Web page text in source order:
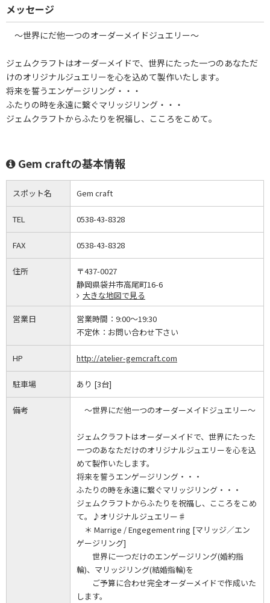
メッセージ
～世界にだ他一つのオーダーメイドジュエリー～
ジェムクラフトはオーダーメイドで、世界にたった一つのあなただ
けのオリジナルジュエリーを心を込めて製作いたします。
将来を誓うエンゲージリング・・・
ふたりの時を永遠に繋ぐマリッジリング・・・
ジェムクラフトからふたりを祝福し、こころをこめて。
Gem craftの基本情報
スポット名 Gem craft
TEL 0538-43-8328
FAX 0538-43-8328
住所
〒437-0027
静岡県袋井市高尾町16-6
大きな地図で見る
営業日 営業時間： 9:00～19:30
不定休： お問い合わせ下さい
HP http://atelier-gemcraft.com
駐車場 あり [3台]
備考 ～世界にだ他一つのオーダーメイドジュエリー～
ジェムクラフトはオーダーメイドで、世界にたった
一つのあなただけのオリジナルジュエリーを心を込
めて製作いたします。
将来を誓うエンゲージリング・・・
ふたりの時を永遠に繋ぐマリッジリング・・・
ジェムクラフトからふたりを祝福し、こころをこめ
て。♪オリジナルジュエリー♯
＊ Marrige / Engegement ring [マリッジ／エン
ゲージリング]
世界に一つだけのエンゲージリング(婚約指
輪)、マリッジリング(結婚指輪)を
ご予算に合わせ完全オーダーメイドで作成いた
します。